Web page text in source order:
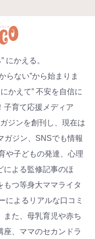
にかえる。
らない”から始まりま
かえて” 不安を自信に
子育て応援メディア
ジンを創刊し、現在は
ガジン、SNSでも情報
や子どもの発達、心理
による監修記事のほ
つ等身大ママライタ
によるリアルな口コミ
また、母乳育児や赤ち
座、ママのセカンドラ